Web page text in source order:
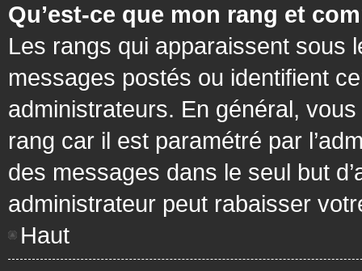
Qu’est-ce que mon rang et
Les rangs qui apparaissent sous
messages postés ou identifient
administrateurs. En général,
rang car il est paramétré par
des messages dans le seul but
administrateur peut rabaisser
Haut